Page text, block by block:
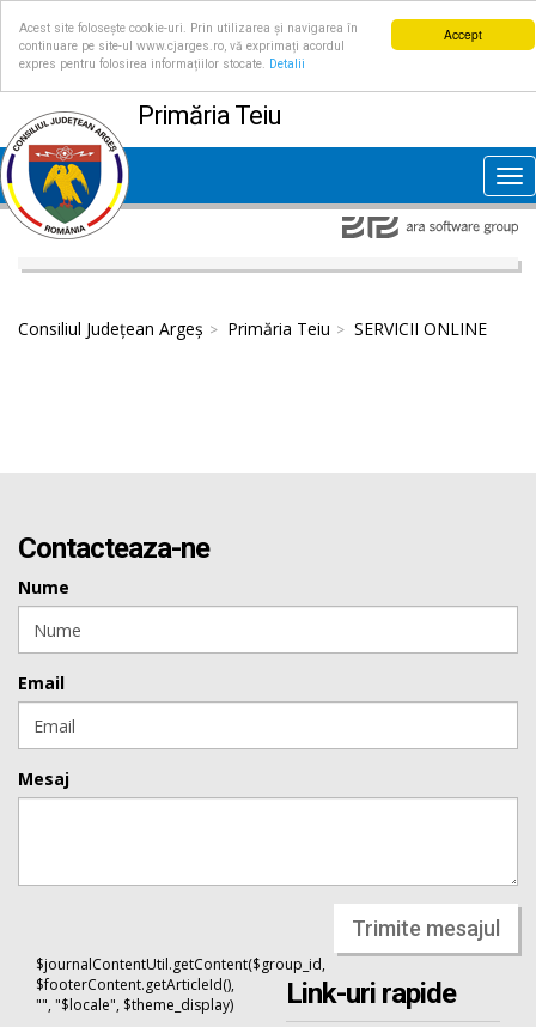
Accept
Acest site folosește cookie-uri. Prin utilizarea și navigarea în
continuare pe site-ul www.cjarges.ro, vă exprimați acordul
expres pentru folosirea informațiilor stocate.
Detalii
Primăria Teiu
Consiliul Județean Argeș Primăria Teiu SERVICII ONLINE
Contacteaza-ne
Nume
Email
Mesaj
Trimite mesajul
$journalContentUtil.getContent($group_id,
$footerContent.getArticleId(),
"", "$locale", $theme_display)
Link-uri rapide